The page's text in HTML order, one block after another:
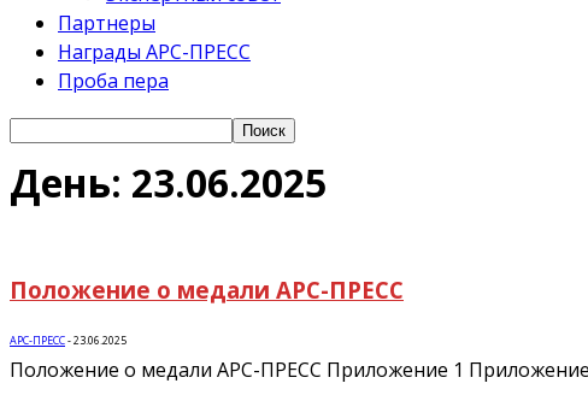
Партнеры
Награды АРС-ПРЕСС
Проба пера
День: 23.06.2025
Положение о медали АРС-ПРЕСС
АРС-ПРЕСС-23.06.2025
Положение о медали АРС-ПРЕСС Приложение 1